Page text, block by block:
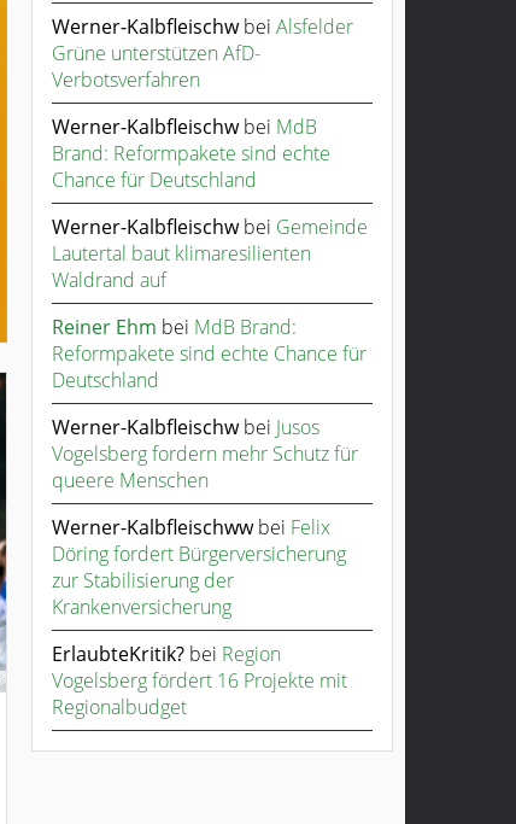
Werner-Kalbfleischwbei Alsfelder
Grüne unterstützen AfD-
Verbotsverfahren
Werner-Kalbfleischwbei MdB
Brand: Reformpakete sind echte
Chance für Deutschland
Werner-Kalbfleischwbei Gemeinde
Lautertal baut klimaresilienten
Waldrand auf
Reiner Ehm bei MdB Brand:
Reformpakete sind echte Chance für
Deutschland
Werner-Kalbfleischwbei Jusos
Vogelsberg fordern mehr Schutz für
queere Menschen
Werner-Kalbfleischwwbei Felix
Döring fordert Bürgerversicherung
zur Stabilisierung der
Krankenversicherung
ErlaubteKritik? bei Region
Vogelsberg fördert 16 Projekte mit
Regionalbudget